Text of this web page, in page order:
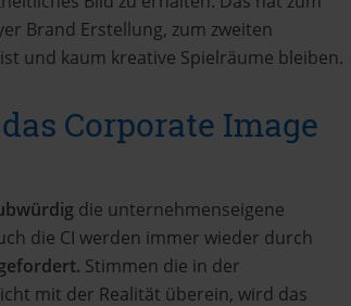
Brand Erstellung, zum zweiten
und kaum kreative Spielräume bleiben.
Corporate Image
die unternehmenseigene
die CI werden immer wieder durch
Stimmen die in der
mit der Realität überein, wird das